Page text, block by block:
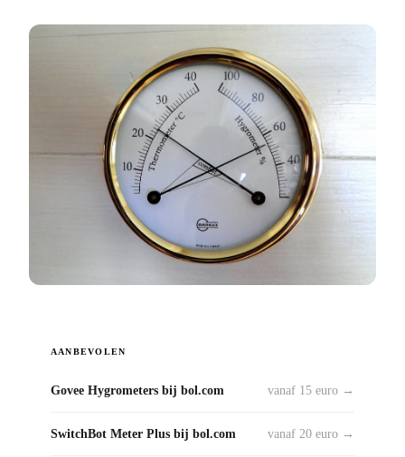
AANBEVOLEN
Govee Hygrometers bij bol.com vanaf 15 euro →
SwitchBot Meter Plus bij bol.com vanaf 20 euro →